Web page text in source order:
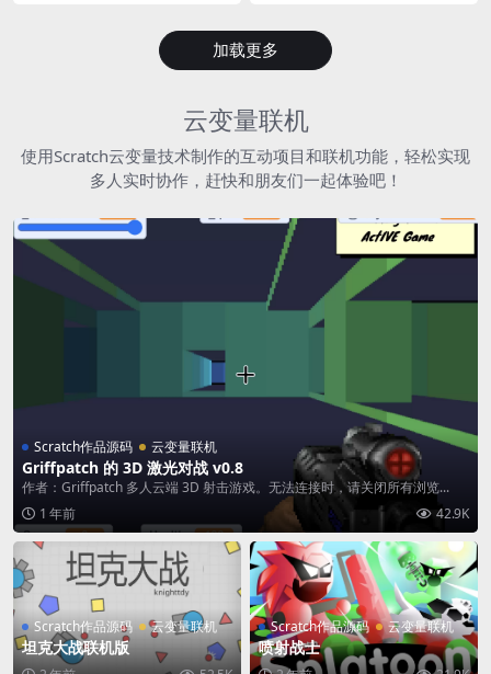
加载更多
云变量联机
使用Scratch云变量技术制作的互动项目和联机功能，轻松实现
多人实时协作，赶快和朋友们一起体验吧！
Scratch作品源码 云变量联机
Griffpatch 的 3D 激光对战 v0.8
作者：Griffpatch 多人云端 3D 射击游戏。无法连接时，请关闭所有浏览...
1 年前
42.9K
Scratch作品源码 云变量联机
坦克大战联机版
Scratch作品源码 云变量联机
喷射战士